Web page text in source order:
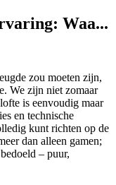
Waa...
zou moeten zijn,
We zijn niet zomaar
is eenvoudig maar
en technische
kunt richten op de
dan alleen gamen;
– puur,